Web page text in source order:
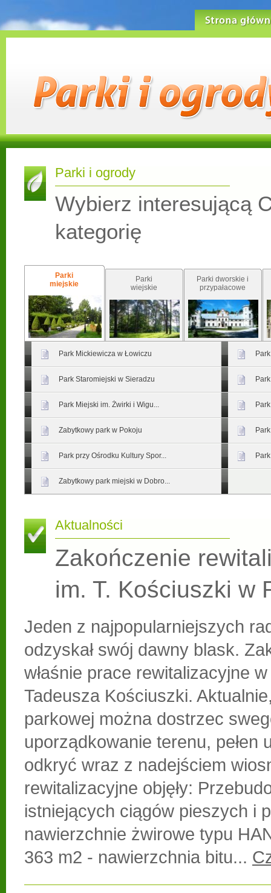
Parki i ogrody
Wybierz interesującą
kategorię
Parki
miejskie
Parki
wiejskie
Parki dworskie i
przypałacowe
Park Mickiewicza w Łowiczu
Park Staromiejski w Sieradzu
Park Miejski im. Żwirki i Wigu...
Zabytkowy park w Pokoju
Park przy Ośrodku Kultury Spor...
Zabytkowy park miejski w Dobro...
Aktualności
Zakończenie
im. T. Kościuszki w
Jeden z najpopularniejszych
odzyskał swój dawny blask.
właśnie prace rewitalizacyjne
Tadeusza Kościuszki.
parkowej można dostrzec
uporządkowanie terenu, pełen
odkryć wraz z nadejściem
rewitalizacyjne objęły:
istniejących ciągów pieszych i
nawierzchnie żwirowe typu
363 m2 - nawierzchnia bitu...
Strona główna